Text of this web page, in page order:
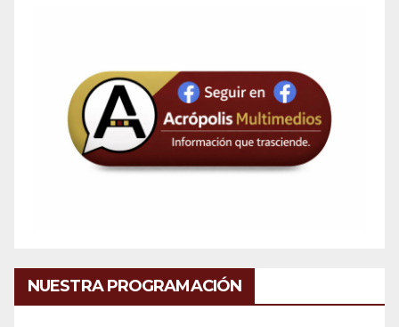
NUESTRA PROGRAMACIÓN